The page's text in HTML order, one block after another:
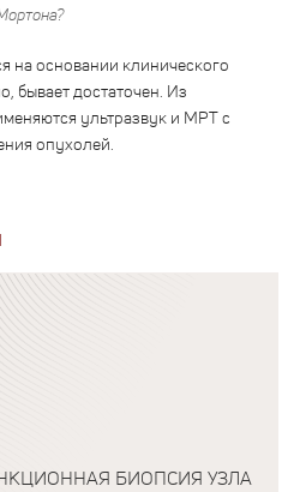
на основании клинического
бывает достаточен. Из
ультразвук и МРТ с
опухолей.
БИОПСИЯ УЗЛА